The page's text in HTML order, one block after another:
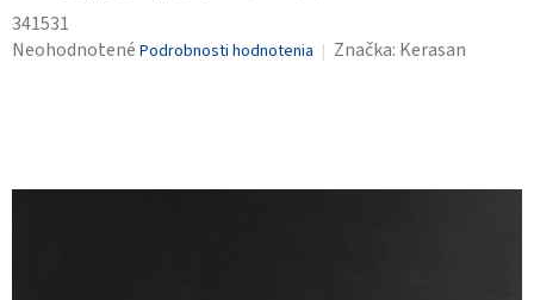
341531
Priemerné
Neohodnotené Podrobnosti hodnotenia Značka: Kerasan